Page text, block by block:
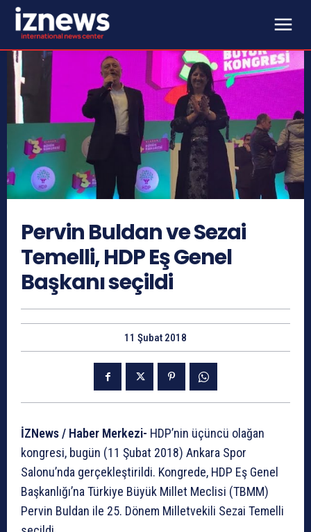
Pervin Buldan ve Sezai
Temelli, HDP Eş Genel
Başkanı seçildi
11 Şubat 2018
İZNews / Haber Merkezi- HDP’nin üçüncü olağan
kongresi, bugün (11 Şubat 2018) Ankara Spor
Salonu’nda gerçekleştirildi. Kongrede, HDP Eş Genel
Başkanlığı’na Türkiye Büyük Millet Meclisi (TBMM)
Pervin Buldan ile 25. Dönem Milletvekili Sezai Temelli